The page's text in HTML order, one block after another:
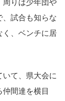
周りは少年団や
、試合も知らな
く、ベンチに居
て、県大会に
間達を横目